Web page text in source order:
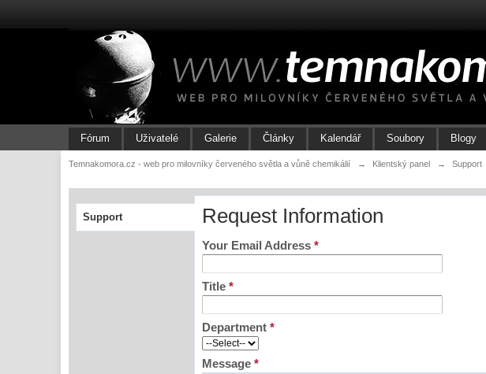
Fórum Uživatelé Galerie Články Kalendář Soubory Blogy
Temnakomora.cz - web pro milovníky červeného světla a vůně chemikálií → Klientský panel → Support
Support Request Information
Your Email Address*
Title*
Department*
Message*